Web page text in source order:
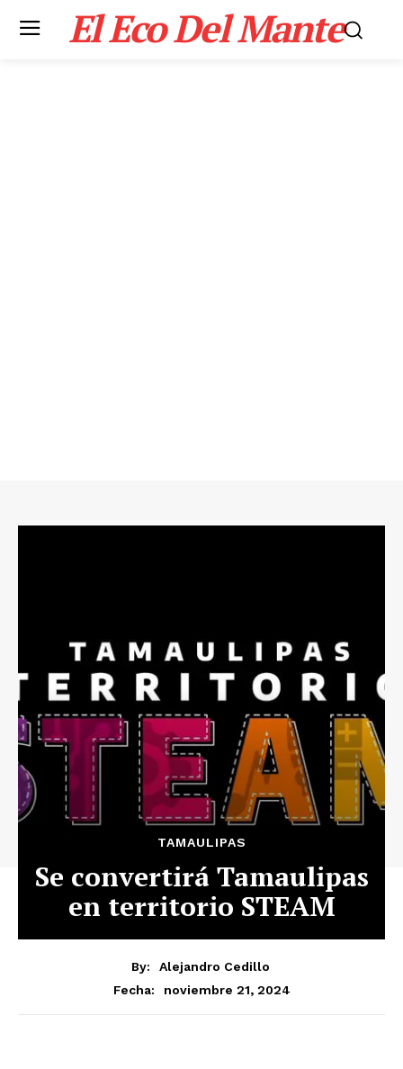
El Eco Del Mante
TAMAULIPAS
Se convertirá Tamaulipas
en territorio STEAM
By:
Alejandro Cedillo
Fecha:
noviembre 21, 2024